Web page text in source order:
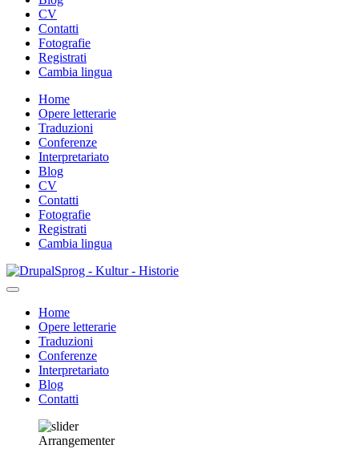
CV
Contatti
Fotografie
Registrati
Cambia lingua
Home
Opere letterarie
Traduzioni
Conferenze
Interpretariato
Blog
CV
Contatti
Fotografie
Registrati
Cambia lingua
Salta
al
principale
Sprog - Kultur - Historie
Primær
navigation
Home
Opere letterarie
Traduzioni
Conferenze
Interpretariato
Blog
Contatti
Arrangementer